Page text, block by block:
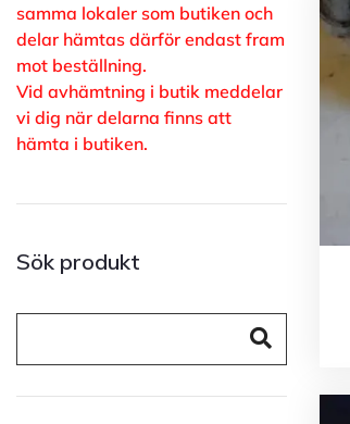
samma lokaler som butiken och
delar hämtas därför endast fram
mot beställning.
Vid avhämtning i butik meddelar
vi dig när delarna finns att
hämta i butiken.
Sök produkt